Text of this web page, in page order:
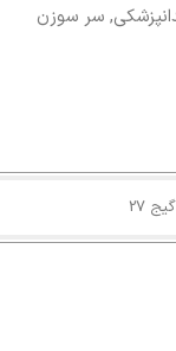
, سر سوزن